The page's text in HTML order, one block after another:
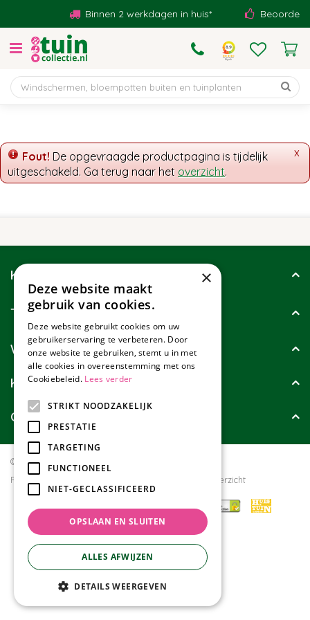
t
n
Binnen 2 werkdagen in huis*
x
Fout! De opgevraagde productpagina is tijdelijk
uitgeschakeld. Ga terug naar het overzicht.
Klantenservice
Tuincollectie
Wie zijn wij?
Klanten geven ons
Contact
© Tuincollectie.nl
Privacy policy
Tuincentrum Overzicht
×
Deze website maakt
gebruik van cookies.
Deze website gebruikt cookies om uw
gebruikerservaring te verbeteren. Door
onze website te gebruiken, stemt u in met
alle cookies in overeenstemming met ons
Cookiebeleid. Lees verder
STRIKT NOODZAKELIJK
PRESTATIE
TARGETING
FUNCTIONEEL
NIET-GECLASSIFICEERD
OPSLAAN EN SLUITEN
ALLES AFWIJZEN
DETAILS WEERGEVEN